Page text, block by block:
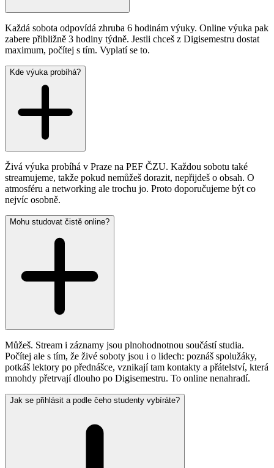
Každá sobota odpovídá zhruba 6 hodinám výuky. Online výuka pak
zabere přibližně 3 hodiny týdně. Jestli chceš z Digisemestru dostat
maximum, počítej s tím. Vyplatí se to.
Kde výuka probíhá?
Živá výuka probíhá v Praze na PEF ČZU. Každou sobotu také
streamujeme, takže pokud nemůžeš dorazit, nepřijdeš o obsah. O
atmosféru a networking ale trochu jo. Proto doporučujeme být co
nejvíc osobně.
Mohu studovat čistě online?
Můžeš. Stream i záznamy jsou plnohodnotnou součástí studia.
Počítej ale s tím, že živé soboty jsou i o lidech: poznáš spolužáky,
potkáš lektory po přednášce, vznikají tam kontakty a přátelství, která
mnohdy přetrvají dlouho po Digisemestru. To online nenahradí.
Jak se přihlásit a podle čeho studenty vybíráte?